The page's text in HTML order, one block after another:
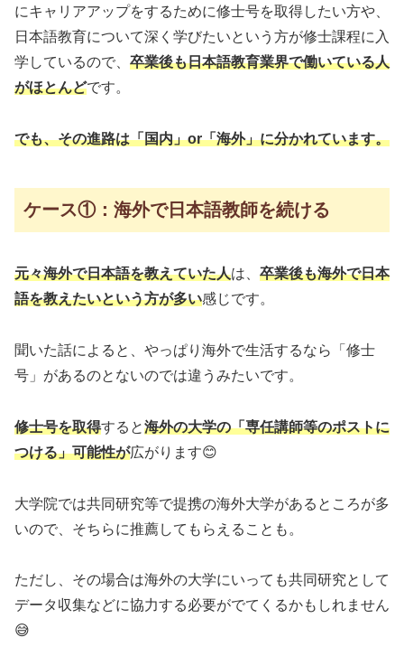
にキャリアアップをするために修士号を取得したい方や、
日本語教育について深く学びたいという方が修士課程に入
学しているので、 卒業後も日本語教育業界で働いている人
がほとんどです。
でも、その進路は「国内」or「海外」に分かれています。
ケース①：海外で日本語教師を続ける
元々海外で日本語を教えていた人は、 卒業後も海外で日本
語を教えたいという方が多い感じです。
聞いた話によると、やっぱり海外で生活するなら「修士
号」があるのとないのでは違うみたいです。
修士号を取得すると海外の大学の「専任講師等のポストに
つける」可能性が広がります😊
大学院では共同研究等で提携の海外大学があるところが多
いので、そちらに推薦してもらえることも。
ただし、その場合は海外の大学にいっても共同研究として
データ収集などに協力する必要がでてくるかもしれません
😅